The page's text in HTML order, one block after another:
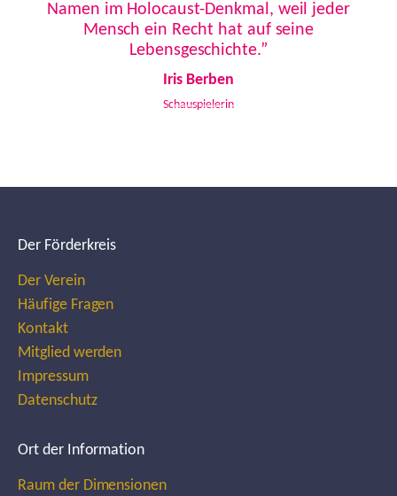
Namen im Holocaust-Denkmal, weil jeder
Mensch ein Recht hat auf seine
Lebensgeschichte.”
Iris Berben
Schauspielerin
Der Förderkreis
Der Verein
Häufige Fragen
Kontakt
Mitglied werden
Impressum
Datenschutz
Ort der Information
Raum der Dimensionen